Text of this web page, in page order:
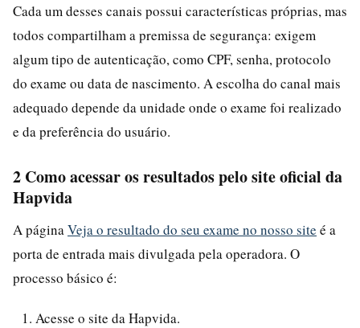
Cada um desses canais possui características próprias, mas
todos compartilham a premissa de segurança: exigem
algum tipo de autenticação, como CPF, senha, protocolo
do exame ou data de nascimento. A escolha do canal mais
adequado depende da unidade onde o exame foi realizado
e da preferência do usuário.
2 Como acessar os resultados pelo site oficial da
Hapvida
A página Veja o resultado do seu exame no nosso site é a
porta de entrada mais divulgada pela operadora. O
processo básico é:
Acesse o site da Hapvida.